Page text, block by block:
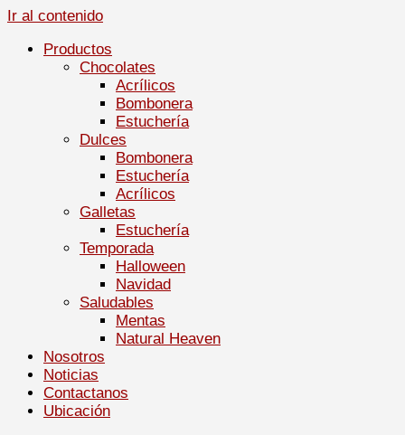
Ir al contenido
Productos
Chocolates
Acrílicos
Bombonera
Estuchería
Dulces
Bombonera
Estuchería
Acrílicos
Galletas
Estuchería
Temporada
Halloween
Navidad
Saludables
Mentas
Natural Heaven
Nosotros
Noticias
Contactanos
Ubicación